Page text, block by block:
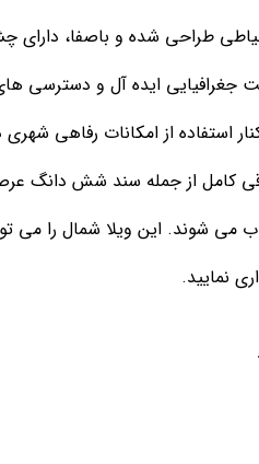
طراحی شده و باصفا، دارای
جغرافیایی ایده آل و دسترسی
کامل از جمله سند شش دانگ
می شوند. این ویلا شمال را می
نمایید.